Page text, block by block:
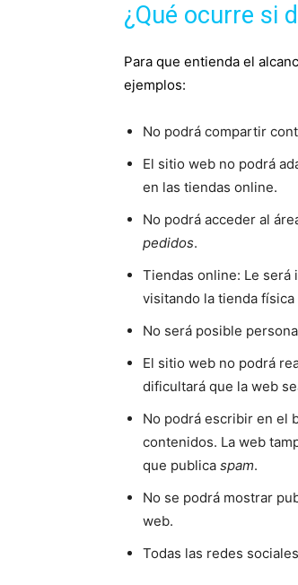
¿Qué ocurre si
Para que entienda el
ejemplos:
No podrá compartir
El sitio web no podrá
en las tiendas online.
No podrá acceder al
pedidos.
Tiendas online: Le
visitando la tienda
No será posible
El sitio web no podrá
dificultará que la web
No podrá escribir en el
contenidos. La web
que publica spam.
No se podrá mostrar
web.
Todas las redes